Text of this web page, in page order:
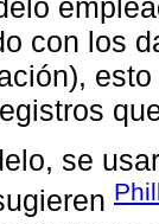
con los
se